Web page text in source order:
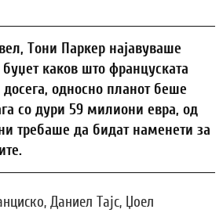
Тони Паркер најавуваше
каков што француската
односно планот беше
со дури 59 милиони евра, од
требаше да бидат наменети за
Даниел Тајс, Џоел